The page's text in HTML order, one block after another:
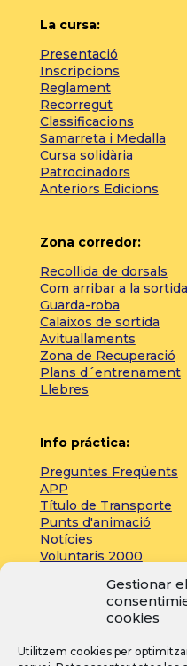
Gestionar el
cookies
Utilitzem cookies per
La cursa:
Presentació
Inscripcions
Reglament
Recorregut
Classificacions
Samarreta i Medalla
Cursa solidària
Patrocinadors
Anteriors Edicions
Zona corredor:
Recollida de dorsals
Com arribar a la sortida
Guarda-roba
Calaixos de sortida
Avituallaments
Zona de Recuperació
Plans d´entrenament
Llebres
Info práctica:
Preguntes Freqüents
APP
Título de Transporte
Punts d'animació
Notícies
Voluntaris 2000
Zona de prensa:
Acreditacions